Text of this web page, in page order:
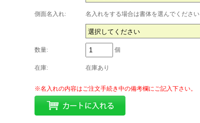
側面名入れ: 名入れをする場合は書体を選んでください
数量: 個
在庫: 在庫あり